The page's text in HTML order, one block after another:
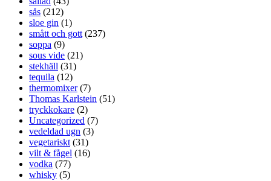
sås (212)
sloe gin (1)
smått och gott(237)
soppa (9)
sous vide (21)
stekhäll (31)
tequila (12)
thermomixer(7)
Thomas Karlstein (51)
tryckkokare (2)
Uncategorized (7)
vedeldad ugn (3)
vegetariskt(31)
vilt & fågel (16)
vodka (77)
whisky (5)